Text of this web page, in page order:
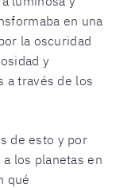
en una
la oscuridad
y
a través de los
de esto y por
los planetas en
qué